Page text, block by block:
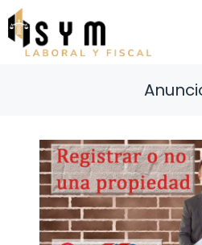
Saltar
al
contenido